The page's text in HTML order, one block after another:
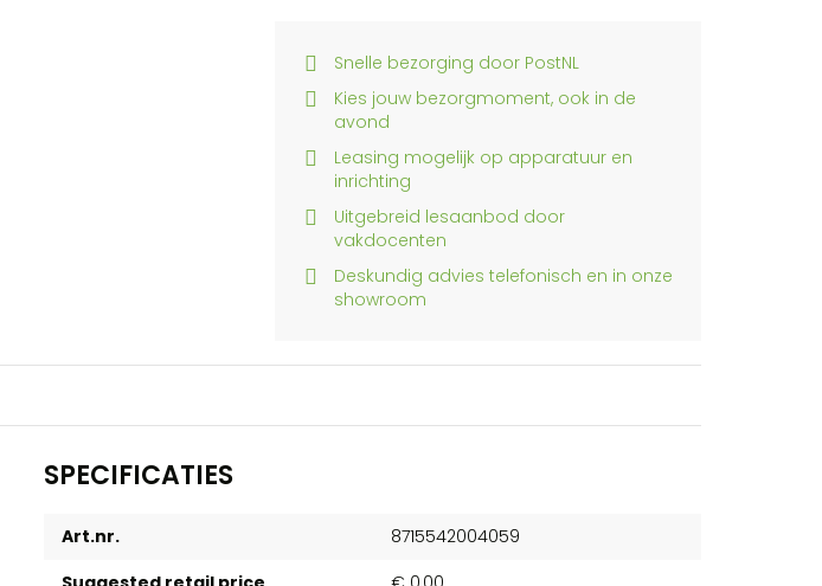
Snelle bezorging door PostNL
Kies jouw bezorgmoment, ook in de
avond
Leasing mogelijk op apparatuur en
inrichting
Uitgebreid lesaanbod door
vakdocenten
Deskundig advies telefonisch en in onze
showroom
SPECIFICATIES
Art.nr.
8715542004059